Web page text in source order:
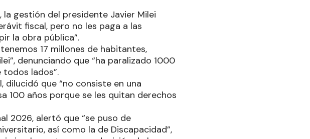
gestión del presidente Javier Milei
fiscal, pero no les paga a las
la obra pública”.
17 millones de habitantes,
denunciando que “ha paralizado 1000
lados”.
que “no consiste en una
100 años porque se les quitan derechos
2026, alertó que “se puso de
así como la de Discapacidad”,